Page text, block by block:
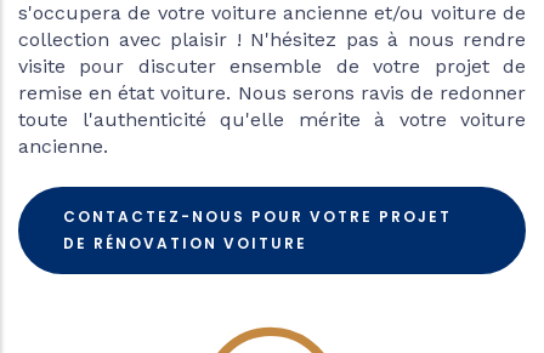
s'occupera de votre voiture ancienne et/ou voiture de
collection avec plaisir ! N'hésitez pas à nous rendre
visite pour discuter ensemble de votre projet de
remise en état voiture. Nous serons ravis de redonner
toute l'authenticité qu'elle mérite à votre voiture
ancienne.
CONTACTEZ-NOUS POUR VOTRE PROJET
DE RÉNOVATION VOITURE